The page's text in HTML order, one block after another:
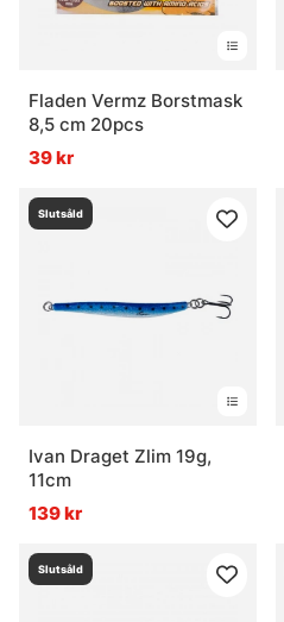
Fladen Vermz Borstmask
8,5 cm 20pcs
39 kr
Slutsåld
Ivan Draget Zlim 19g,
11cm
139 kr
Slutsåld